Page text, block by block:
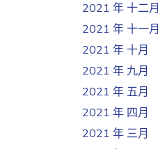
2021 年 十二月
2021 年 十一月
2021 年 十月
2021 年 九月
2021 年 五月
2021 年 四月
2021 年 三月